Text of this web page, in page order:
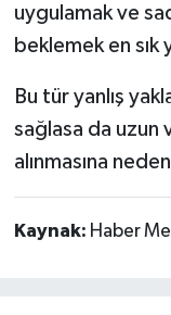
uygulamak ve
beklemek en sık
Bu tür yanlış
sağlasa da uzun
alınmasına
Kaynak: Haber